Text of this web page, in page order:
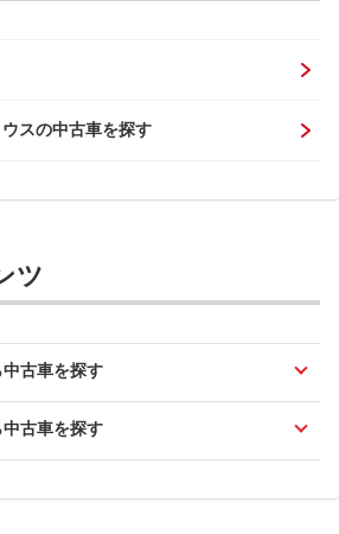
スの中古車を探す
ツ
中古車を探す
古車を探す